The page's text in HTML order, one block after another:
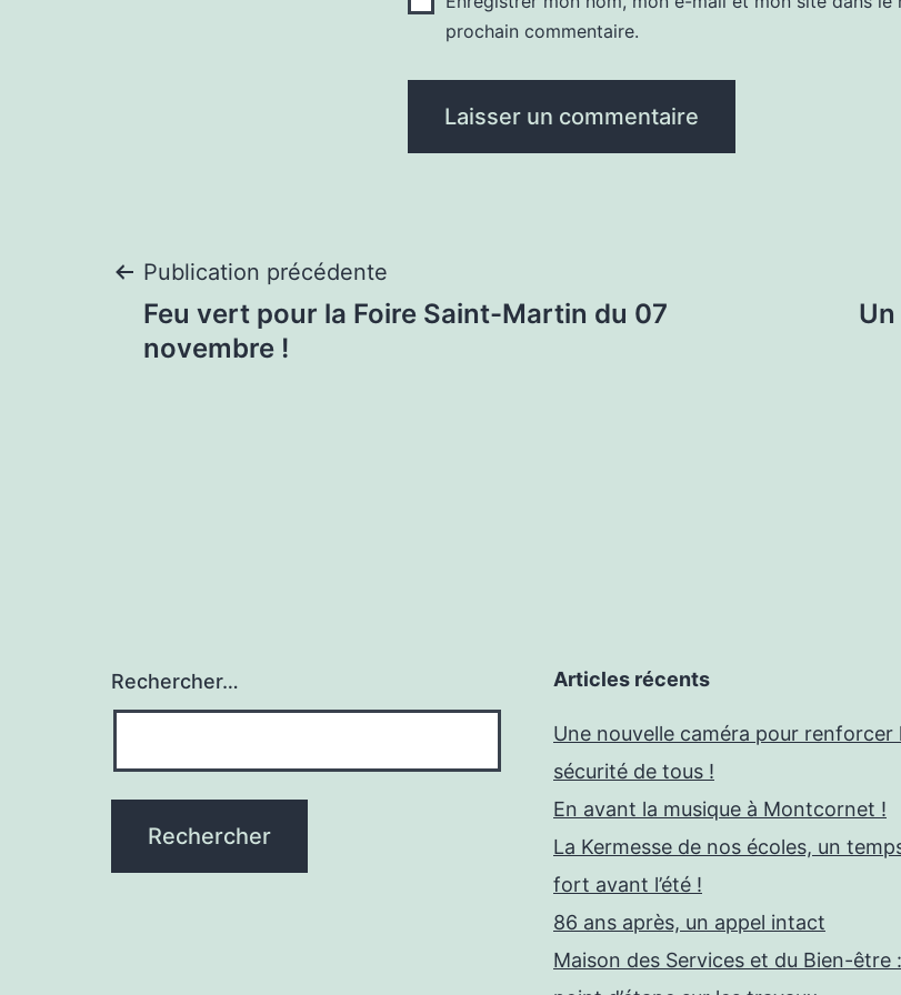
prochain commentaire.
Navigation
de
Publication précédente
Feu vert pour la Foire Saint-Martin du 07
novembre !
Rechercher… Articles récents
Une nouvelle caméra pour renforcer
sécurité de tous !
En avant la musique à Montcornet !
La Kermesse de nos écoles, un
fort avant l’été !
86 ans après, un appel intact
Maison des Services et du Bien-être :